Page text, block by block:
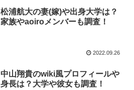
松浦航大の妻(嫁)や出身大学は？
家族やaoiroメンバーも調査！
2022.09.26
中山翔貴のwiki風プロフィールや
身長は？大学や彼女も調査！